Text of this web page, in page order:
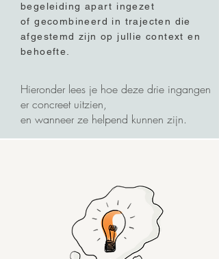
begeleiding apart ingezet
of gecombineerd in trajecten die
afgestemd zijn op jullie context en
behoefte.
Hieronder lees je hoe deze drie ingangen
er concreet uitzien,
en wanneer ze helpend kunnen zijn.